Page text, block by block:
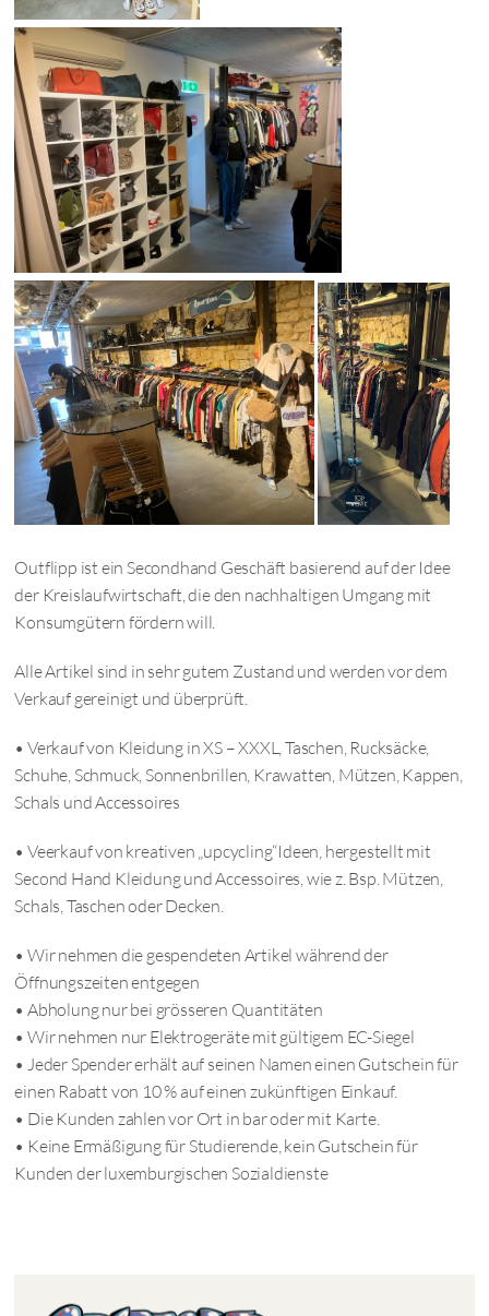
Outflipp ist ein Secondhand Geschäft basierend auf der Idee
der Kreislaufwirtschaft, die den nachhaltigen Umgang mit
Konsumgütern fördern will.
Alle Artikel sind in sehr gutem Zustand und werden vor dem
Verkauf gereinigt und überprüft.
• Verkauf von Kleidung in XS – XXXL, Taschen, Rucksäcke,
Schuhe, Schmuck, Sonnenbrillen, Krawatten, Mützen, Kappen,
Schals und Accessoires
• Veerkauf von kreativen „upcycling“Ideen, hergestellt mit
Second Hand Kleidung und Accessoires, wie z. Bsp. Mützen,
Schals, Taschen oder Decken.
• Wir nehmen die gespendeten Artikel während der
Öffnungszeiten entgegen
• Abholung nur bei grösseren Quantitäten
• Wir nehmen nur Elektrogeräte mit gültigem EC-Siegel
• Jeder Spender erhält auf seinen Namen einen Gutschein für
einen Rabatt von 10 % auf einen zukünftigen Einkauf.
• Die Kunden zahlen vor Ort in bar oder mit Karte.
• Keine Ermäßigung für Studierende, kein Gutschein für
Kunden der luxemburgischen Sozialdienste